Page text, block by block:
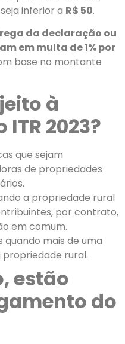
inferior a R$ 50.
da declaração ou
em multa de 1% por
base no montante
à
2023?
que sejam
de propriedades
a propriedade rural
por contrato,
em comum.
quando mais de uma
rural.
estão
do